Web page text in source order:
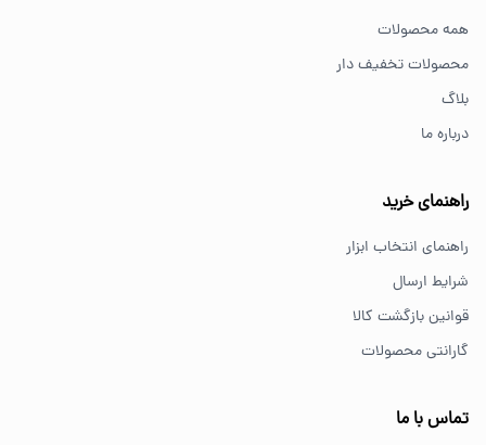
برای کارهای خانگی معمولاً ابزارهای سبک مانند دریل شارژی،
از کجا ابزار اصل بخریم؟
همه محصولات
محصولات تخفیف دار
بلاگ
درباره ما
راهنمای خرید
راهنمای انتخاب ابزار
شرایط ارسال
قوانین بازگشت کالا
گارانتی محصولات
تماس با ما